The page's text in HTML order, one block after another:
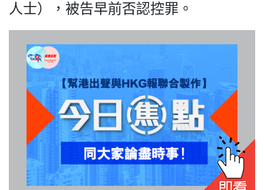
我們的立場
登記支持
人士），被告早前否認控罪。